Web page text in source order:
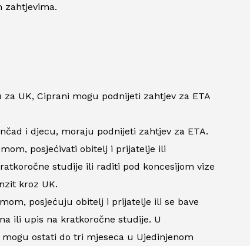
zahtjevima.
UK, Ciprani mogu podnijeti zahtjev za ETA
i djecu, moraju podnijeti zahtjev za ETA.
posjećivati ​​obitelj i prijatelje ili
studije ili raditi pod koncesijom vize
kroz UK.
posjećuju obitelj i prijatelje ili se bave
ili upis na kratkoročne studije. U
ostati do tri mjeseca u Ujedinjenom